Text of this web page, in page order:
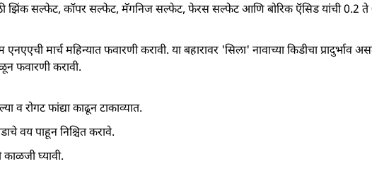
झिंक सल्फेट, कॉपर सल्फेट, मॅगनिज सल्फेट, फेरस सल्फेट आणि बोरिक ऍसिड यांची 0.2 ते
मार्च महिन्यात फवारणी करावी. या बहारावर 'सिला' नावाच्या किडीचा प्रादुर्भाव
फवारणी करावी.
व रोगट फांद्या काढून टाकाव्यात.
वय पाहून निश्चित करावे.
घ्यावी.